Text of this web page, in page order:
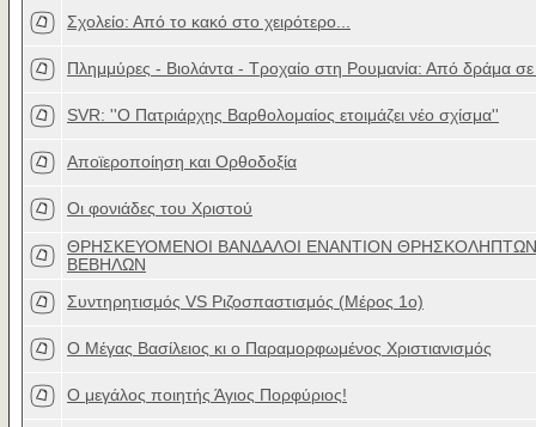
Σχολείο: Από το κακό στο χειρότερο...
Πλημμύρες - Βιολάντα - Τροχαίο στη Ρουμανία: Από δράμα
SVR: ''Ο Πατριάρχης Βαρθολομαίος ετοιμάζει νέο σχίσμα''
Αποϊεροποίηση και Ορθοδοξία
Οι φονιάδες του Χριστού
ΘΡΗΣΚΕΥΟΜΕΝΟΙ ΒΑΝΔΑΛΟΙ ΕΝΑΝΤΙΟΝ ΘΡΗΣΚΟΛΗΠΤΩΝ
ΒΕΒΗΛΩΝ
Συντηρητισμός VS Ριζοσπαστισμός (Μέρος 1ο)
Ο Mέγας Bασίλειος κι ο Παραμορφωμένος Xριστιανισμός
Ο μεγάλος ποιητής Άγιος Πορφύριος!